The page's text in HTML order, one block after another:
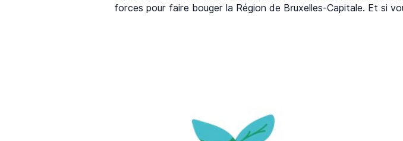
forces pour faire bouger la Région de Bruxelles-Capitale. Et si